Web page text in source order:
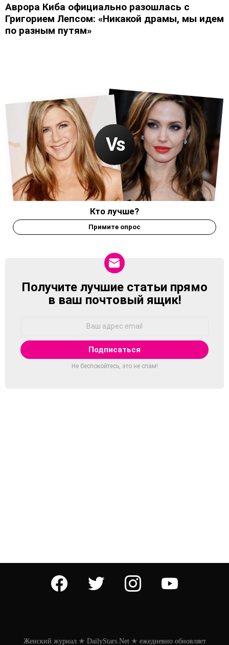
Аврора Киба официально разошлась с
Григорием Лепсом: «Никакой драмы, мы идем
по разным путям»
Кто лучше?
Примите опрос
NEWSLETTER
Получите лучшие статьи прямо
в ваш почтовый ящик!
Не беспокойтесь, это не спам!
facebook twitter instagram
Женский журнал ✭ DailyStars.Net ✭ ежедневно обновляет